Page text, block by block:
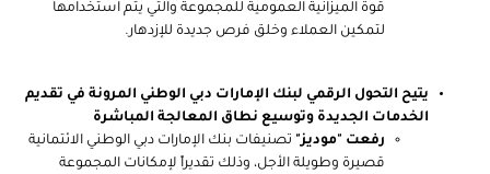
قوة الميزانية العمومية للمجموعة والتي يتم استخدامها
لتمكين العملاء وخلق فرص جديدة للإزدهار.
يتيح التحول الرقمي لبنك الإمارات دبي الوطني المرونة في تقديم
الخدمات الجديدة وتوسيع نطاق المعالجة المباشرة
رفعت "موديز" تصنيفات بنك الإمارات دبي الوطني الائتمانية
قصيرة وطويلة الأجل، وذلك تقديراً لإمكانات المجموعة